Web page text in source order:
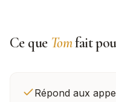
Ce que Tomfait
Répond aux